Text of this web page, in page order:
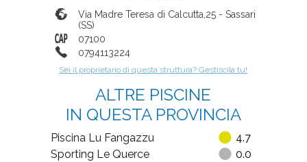
Via Madre Teresa di Calcutta,25- Sassari
(SS)
07100
0794113224
Sei il proprietario di questa struttura? Gestiscila tu!
ALTRE PISCINE
IN QUESTA PROVINCIA
Piscina Lu Fangazzu
4.7
Sporting Le Querce
0.0